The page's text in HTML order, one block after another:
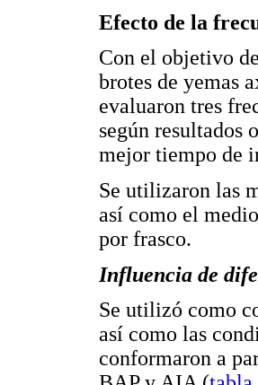
Efecto de la
Con el objetivo
brotes de yemas
evaluaron tres
según resultados
mejor tiempo de
Se utilizaron las
así como el
por frasco.
Influencia de
Se utilizó como
así como las
conformaron a